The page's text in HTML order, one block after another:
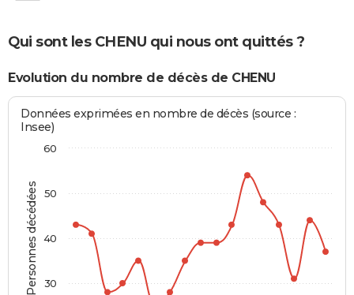
Qui sont les CHENU qui nous ont quittés ?
Evolution du nombre de décès de CHENU
Personnes décédées
Données exprimées en nombre de décès (source :
Insee)
30
40
50
60